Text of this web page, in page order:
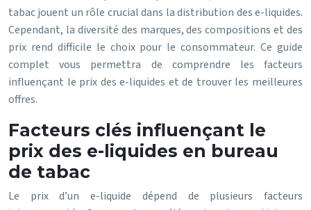
tabac jouent un rôle crucial dans la distribution des e-liquides.
Cependant, la diversité des marques, des compositions et des
prix rend difficile le choix pour le consommateur. Ce guide
complet vous permettra de comprendre les facteurs
influençant le prix des e-liquides et de trouver les meilleures
offres.
Facteurs clés influençant le
prix des e-liquides en bureau
de tabac
Le prix d’un e-liquide dépend de plusieurs facteurs